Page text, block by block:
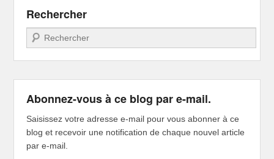
Rechercher
Recherche
Abonnez-vous à ce blog par e-mail.
Saisissez votre adresse e-mail pour vous abonner à ce
blog et recevoir une notification de chaque nouvel article
par e-mail.